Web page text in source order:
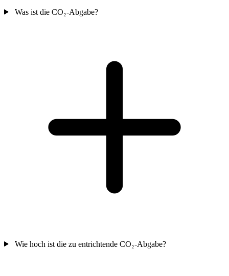
Was ist die CO₂-Abgabe?
Wie hoch ist die zu entrichtende CO₂-Abgabe?